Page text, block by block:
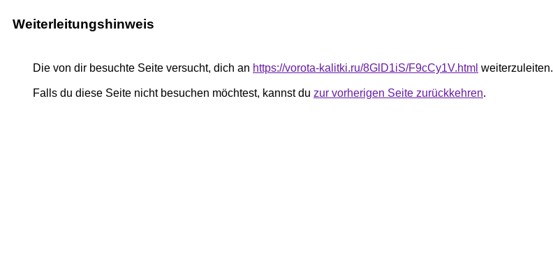
Weiterleitungshinweis
Die von dir besuchte Seite versucht, dich an https://vorota-kalitki.ru/8GlD1iS/F9cCy1V.html weiterzuleiten.
Falls du diese Seite nicht besuchen möchtest, kannst du zur vorherigen Seite zurückkehren.